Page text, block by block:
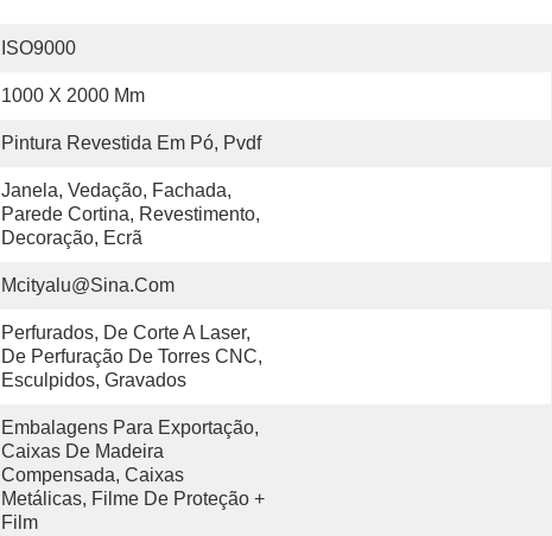
ISO9000
1000 X 2000 Mm
Pintura Revestida Em Pó, Pvdf
Janela, Vedação, Fachada,
Parede Cortina, Revestimento,
Decoração, Ecrã
Mcityalu@sina.com
Perfurados, De Corte A Laser,
De Perfuração De Torres CNC,
Esculpidos, Gravados
Embalagens Para Exportação,
Caixas De Madeira
Compensada, Caixas
Metálicas, Filme De Proteção +
Film